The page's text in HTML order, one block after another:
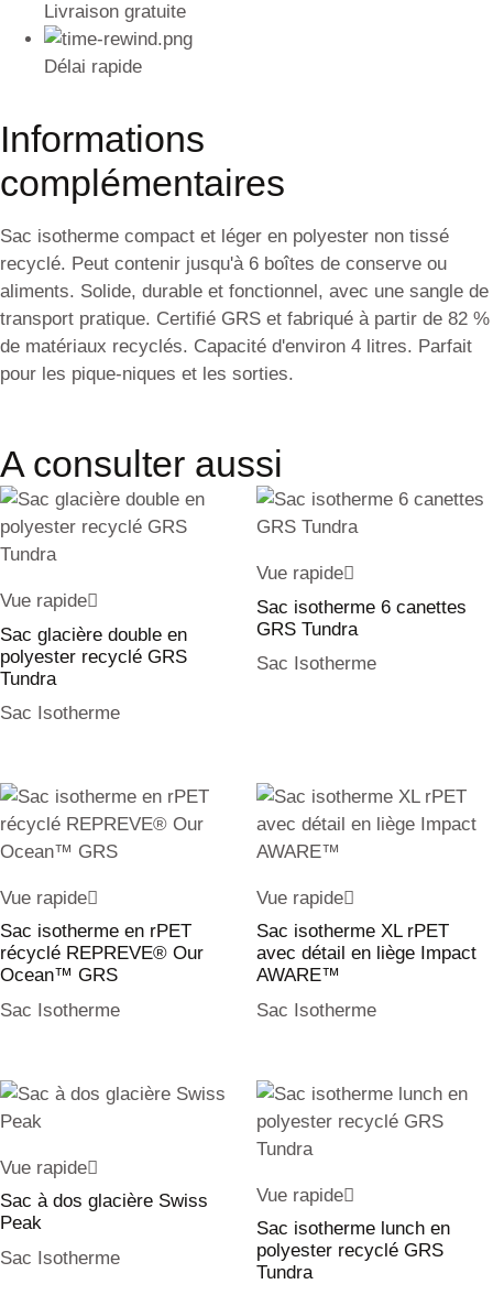
Livraison gratuite
Délai rapide
Informations
complémentaires
Sac isotherme compact et léger en polyester non tissé
recyclé. Peut contenir jusqu'à 6 boîtes de conserve ou
aliments. Solide, durable et fonctionnel, avec une sangle de
transport pratique. Certifié GRS et fabriqué à partir de 82 %
de matériaux recyclés. Capacité d'environ 4 litres. Parfait
pour les pique-niques et les sorties.
A consulter aussi
Vue rapide
Sac glacière double en
polyester recyclé GRS
Tundra
Sac Isotherme
Vue rapide
Sac isotherme 6 canettes
GRS Tundra
Sac Isotherme
Vue rapide
Sac isotherme en rPET
récyclé REPREVE® Our
Ocean™ GRS
Sac Isotherme
Vue rapide
Sac isotherme XL rPET
avec détail en liège Impact
AWARE™
Sac Isotherme
Vue rapide
Sac à dos glacière Swiss
Peak
Sac Isotherme
Vue rapide
Sac isotherme lunch en
polyester recyclé GRS
Tundra